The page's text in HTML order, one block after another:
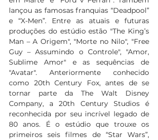
lançou as famosas franquias “Deadpool”
e “X-Men”. Entre as atuais e futuras
produções do estúdio estão "The King’s
Man – A Origem", "Morte no Nilo", "Free
Guy – Assumindo o Controle", "Amor,
Sublime Amor" e as sequências de
"Avatar". Anteriormente conhecido
como 20th Century Fox, antes de se
tornar parte da The Walt Disney
Company, a 20th Century Studios é
reconhecida por seu incrível legado de
80 anos. É o estúdio que trouxe os
primeiros seis filmes de “Star Wars”,